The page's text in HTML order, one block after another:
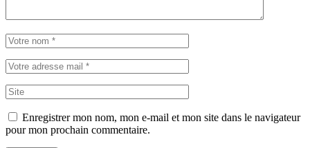
Enregistrer mon nom, mon e-mail et mon site dans le navigateur
pour mon prochain commentaire.